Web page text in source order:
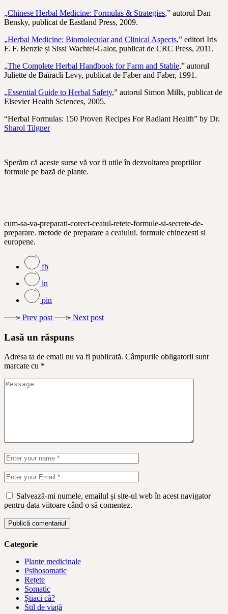
„Chinese Herbal Medicine: Formulas & Strategies,” autorul Dan
Bensky, publicat de Eastland Press, 2009.
„Herbal Medicine: Biomolecular and Clinical Aspects,” editori Iris
F. F. Benzie și Sissi Wachtel-Galor, publicat de CRC Press, 2011.
„The Complete Herbal Handbook for Farm and Stable,” autorul
Juliette de Baïracli Levy, publicat de Faber and Faber, 1991.
„Essential Guide to Herbal Safety,” autorul Simon Mills, publicat de
Elsevier Health Sciences, 2005.
“Herbal Formulas: 150 Proven Recipes For Radiant Health” by Dr.
Sharol Tilgner
Sperăm că aceste surse vă vor fi utile în dezvoltarea propriilor
formule pe bază de plante.
cum-sa-va-preparati-corect-ceaiul-retete-formule-si-secrete-de-
preparare. metode de preparare a ceaiului. formule chinezesti si
europene.
fb
ln
pin
Prev post
Next post
Lasă un răspuns
Adresa ta de email nu va fi publicată. Câmpurile obligatorii sunt
marcate cu *
Salvează-mi numele, emailul și site-ul web în acest navigator
pentru data viitoare când o să comentez.
Publică comentariul
Categorie
Plante medicinale
Psihosomatic
Rețete
Somatic
Știaci că?
Stil de viață